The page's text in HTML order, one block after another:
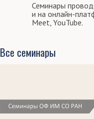
Семинары
и на онлайн-
Meet, YouTube.
Все семинары